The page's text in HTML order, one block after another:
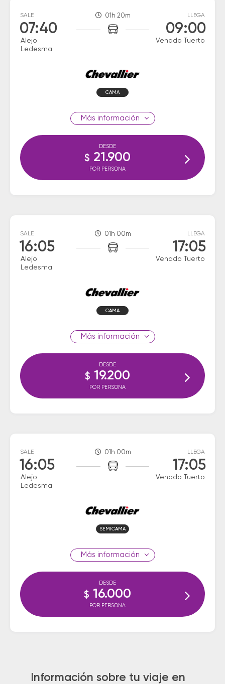
SALE
07:40
Alejo
Ledesma
01h 20m LLEGA
09:00
Venado Tuerto
CAMA
información
DESDE
$ 21.900
POR PERSONA
SALE
16:05
Alejo
Ledesma
01h 00m LLEGA
17:05
Venado Tuerto
CAMA
información
DESDE
$ 19.200
POR PERSONA
SALE
16:05
Alejo
Ledesma
01h 00m LLEGA
17:05
Venado Tuerto
SEMICAMA
información
DESDE
$ 16.000
POR PERSONA
Información sobre tu viaje en